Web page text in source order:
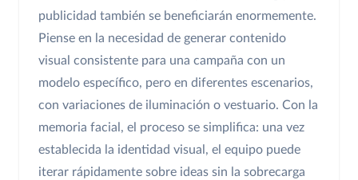
publicidad también se beneficiarán enormemente.
Piense en la necesidad de generar contenido
visual consistente para una campaña con un
modelo específico, pero en diferentes escenarios,
con variaciones de iluminación o vestuario. Con la
memoria facial, el proceso se simplifica: una vez
establecida la identidad visual, el equipo puede
iterar rápidamente sobre ideas sin la sobrecarga